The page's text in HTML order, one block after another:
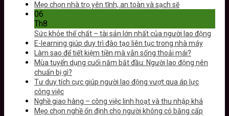
Mẹo chọn nhà trọ yên tĩnh, an toàn và sạch sẽ
06
Th8
Sức khỏe thể chất – tài sản lớn nhất của người lao động
E-learning giúp duy trì đào tạo liên tục trong nhà máy
Làm sao để tiết kiệm tiền mà vẫn sống thoải mái?
Mùa tuyển dụng cuối năm bắt đầu: Người lao động nên
chuẩn bị gì?
Tư duy tích cực giúp người lao động vượt qua áp lực
công việc
Nghề giao hàng – công việc linh hoạt và thu nhập khá
Mẹo chọn nghề ổn định cho người không có bằng cấp